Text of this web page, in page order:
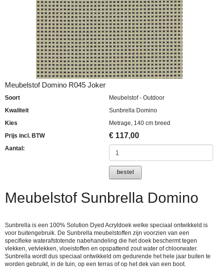
Meubelstof Domino R045 Joker
Soort
Meubelstof - Outdoor
Kwaliteit
Sunbrella Domino
Kies
Metrage, 140 cm breed
Prijs incl. BTW
€ 117,00
Aantal:
bestel
Meubelstof Sunbrella Domino
Sunbrella is een 100% Solution Dyed Acryldoek welke speciaal ontwikkeld is
voor buitengebruik. De Sunbrella meubelstoffen zijn voorzien van een
specifieke waterafstotende nabehandeling die het doek beschermt tegen
vlekken, vetvlekken, vloeistoffen en opspattend zout water of chloorwater.
Sunbrella wordt dus speciaal ontwikkeld om gedurende het hele jaar buiten te
worden gebruikt, in de tuin, op een terras of op het dek van een boot.